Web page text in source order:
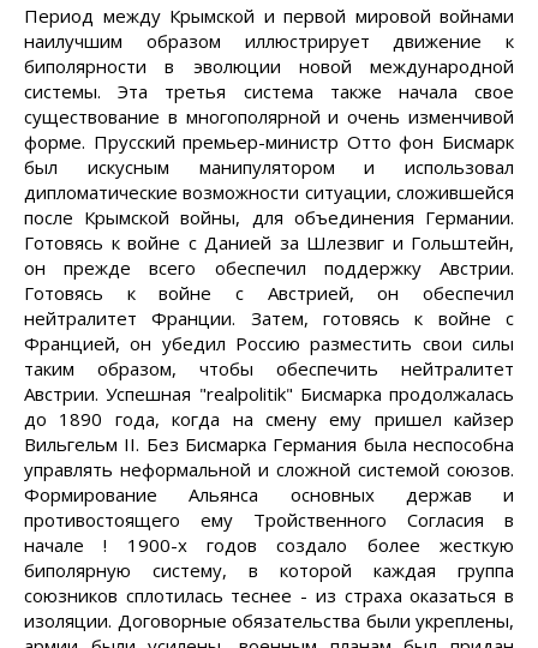
Период между Крымской и первой мировой войнами
наилучшим образом иллюстрирует движение к
биполярности в эволюции новой международной
системы. Эта третья система также начала свое
существование в многополярной и очень изменчивой
форме. Прусский премьер-министр Отто фон Бисмарк
был искусным манипулятором и использовал
дипломатические возможности ситуации, сложившейся
после Крымской войны, для объединения Германии.
Готовясь к войне с Данией за Шлезвиг и Гольштейн,
он прежде всего обеспечил поддержку Австрии.
Готовясь к войне с Австрией, он обеспечил
нейтралитет Франции. Затем, готовясь к войне с
Францией, он убедил Россию разместить свои силы
таким образом, чтобы обеспечить нейтралитет
Австрии. Успешная "realpolitik" Бисмарка продолжалась
до 1890 года, когда на смену ему пришел кайзер
Вильгельм II. Без Бисмарка Германия была неспособна
управлять неформальной и сложной системой союзов.
Формирование Альянса основных держав и
противостоящего ему Тройственного Согласия в
начале ! 1900-х годов создало более жесткую
биполярную систему, в которой каждая группа
союзников сплотилась теснее - из страха оказаться в
изоляции. Договорные обязательства были укреплены,